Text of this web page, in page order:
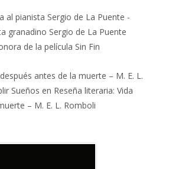
al pianista Sergio de La Puente -
granadino Sergio de La Puente
de la película Sin Fin
antes de la muerte – M. E. L.
Sueños en Reseña literaria: Vida
– M. E. L. Romboli